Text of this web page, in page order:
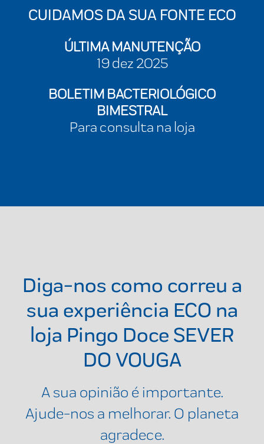
CUIDAMOS DA SUA FONTE ECO
ÚLTIMA MANUTENÇÃO
19 dez 2025
BOLETIM BACTERIOLÓGICO
BIMESTRAL
Para consulta na loja
Diga-nos como correu a
sua experiência ECO na
loja Pingo Doce SEVER
DO VOUGA
A sua opinião é importante.
Ajude-nos a melhorar. O planeta
agradece.